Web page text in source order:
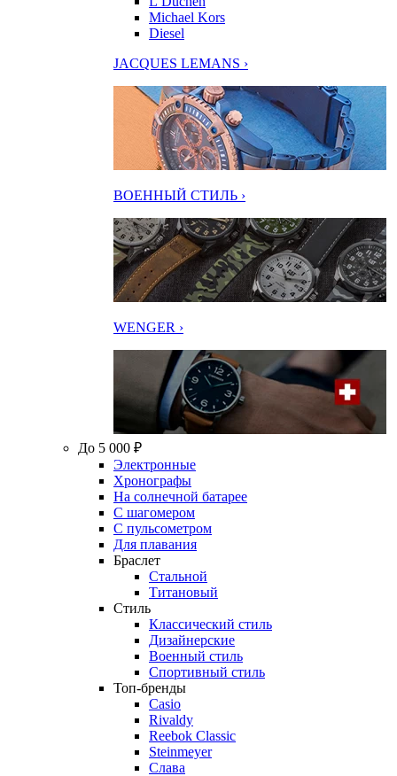
Michael Kors
Diesel
JACQUES LEMANS ›
ВОЕННЫЙ СТИЛЬ ›
WENGER ›
До 5 000 ₽
Электронные
Хронографы
На солнечной батарее
С шагомером
С пульсометром
Для плавания
Браслет
Стальной
Титановый
Стиль
Классический стиль
Дизайнерские
Военный стиль
Спортивный стиль
Топ-бренды
Casio
Rivaldy
Reebok Classic
Steinmeyer
Слава